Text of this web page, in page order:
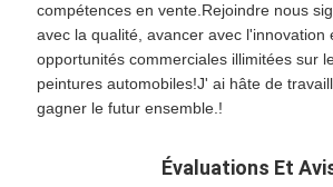
compétences en vente.Rejoindre nous
avec la qualité, avancer avec l'innovation
opportunités commerciales illimitées sur
peintures automobiles!J' ai hâte de
gagner le futur ensemble.!
Évaluations Et